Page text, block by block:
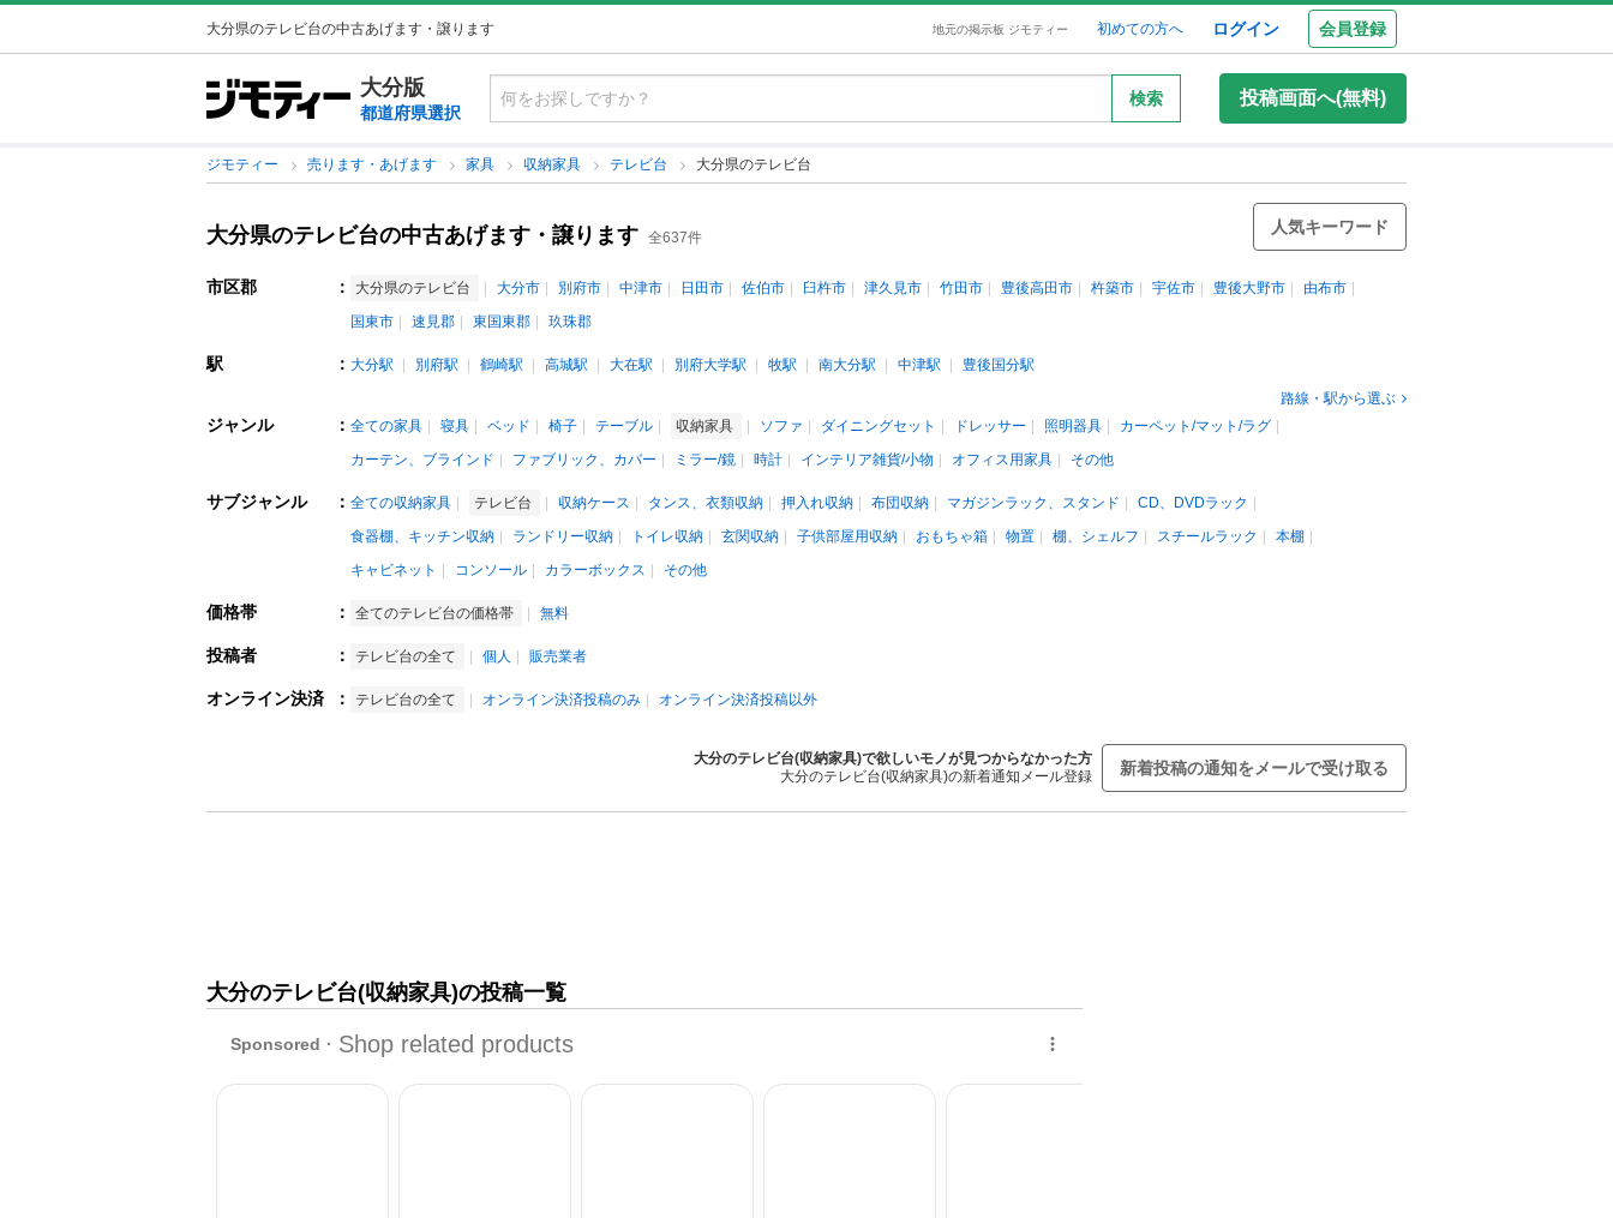
大分県のテレビ台の中古あげます・譲ります 地元の掲示板 ジモティー 初めての方へ ログイン 会員登録
大分版
都道府県選択
検索 投稿画面へ(無料)
ジモティー 売ります・あげます 家具 収納家具 テレビ台 大分県のテレビ台
大分県のテレビ台の中古あげます・譲ります 全637件
人気キーワード
市区郡 ： 大分県のテレビ台 大分市 別府市 中津市 日田市 佐伯市 臼杵市 津久見市 竹田市 豊後高田市 杵築市 宇佐市 豊後大野市
由布市
国東市
速見郡 東国東郡 玖珠郡
駅 ： 大分駅 別府駅 鶴崎駅 高城駅 大在駅 別府大学駅 牧駅 南大分駅 中津駅
豊後国分駅
路線・駅から選ぶ
ジャンル ： 全ての家具 寝具 ベッド 椅子 テーブル 収納家具 ソファ ダイニングセット ドレッサー 照明器具
カーペット/マット/ラグ
カーテン、ブラインド
ファブリック、カバー ミラー/鏡 時計 インテリア雑貨/小物 オフィス用家具 その他
サブジャンル ： 全ての収納家具 テレビ台 収納ケース タンス、衣類収納 押入れ収納 布団収納 マガジンラック、スタンド
CD、DVDラック
食器棚、キッチン収納
ランドリー収納 トイレ収納 玄関収納 子供部屋用収納 おもちゃ箱 物置 棚、シェルフ スチールラック
本棚
キャビネット
コンソール カラーボックス その他
価格帯 ： 全てのテレビ台の価格帯 無料
投稿者 ： テレビ台の全て 個人 販売業者
オンライン決済 ： テレビ台の全て オンライン決済投稿のみ オンライン決済投稿以外
大分のテレビ台(収納家具)で欲しいモノが見つからなかった方
大分のテレビ台(収納家具)の新着通知メール登録
新着投稿の通知をメールで受け取る
大分のテレビ台(収納家具)の投稿一覧